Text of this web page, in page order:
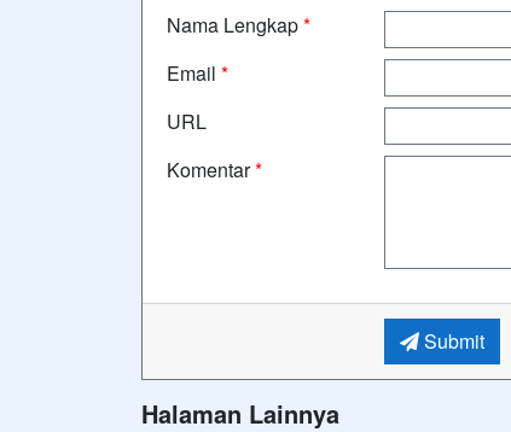
Nama Lengkap*
Email *
URL
Komentar*
Submit
Halaman Lainnya